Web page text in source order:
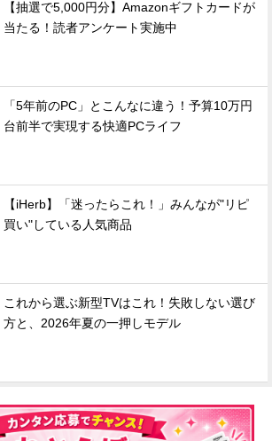
【抽選で5,000円分】Amazonギフトカードが
当たる！読者アンケート実施中
「5年前のPC」とこんなに違う！予算10万円
台前半で実現する快適PCライフ
【iHerb】「迷ったらこれ！」みんなが"リピ
買い"している人気商品
これから選ぶ新型TVはこれ！失敗しない選び
方と、2026年夏の一押しモデル